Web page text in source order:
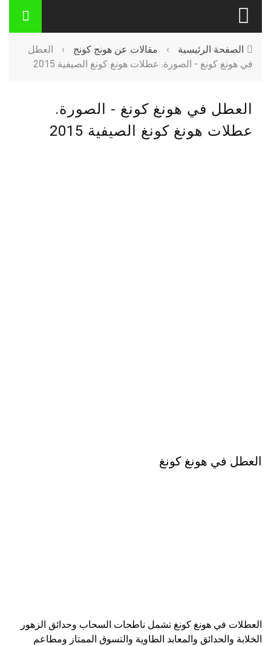
الصفحة الرئيسية › مقالات عن هونج كونج ›
العطل
في هونغ كونغ - الصورة. عطلات هونغ كونغ الصيفية 2015
العطل في هونغ كونغ - الصورة.
عطلات هونغ كونغ الصيفية 2015
العطل في هونغ كونغ
العطلات في هونغ كونغ تشمل ناطحات السحاب وحدائق الزهور
الخلابة والحدائق والمعابد الطاوية والتسوق الممتاز ومطاعم